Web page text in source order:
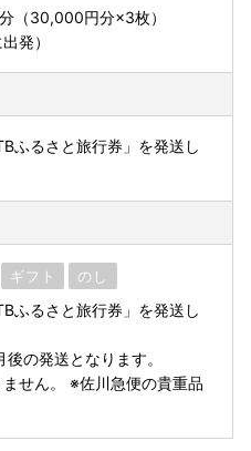
（30,000円分×3枚）
発）
ふるさと旅行券」を発送し
ギフト のし
ふるさと旅行券」を発送し
の発送となります。
せん。 ※佐川急便の貴重品